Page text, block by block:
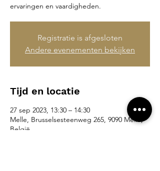
ervaringen en vaardigheden.
Registratie is afgesloten
Andere evenementen bekijken
Tijd en locatie
27 sep 2023, 13:30 – 14:30
Melle, Brusselsesteenweg 265, 9090 Melle,
België